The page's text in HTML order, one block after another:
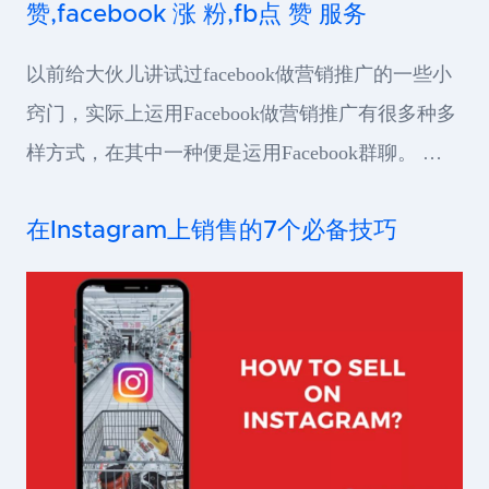
赞,facebook 涨 粉,fb点 赞 服务
以前给大伙儿讲试过facebook做营销推广的一些小
窍门，实际上运用Facebook做营销推广有很多种多
样方式，在其中一种便是运用Facebook群聊。 …
在Instagram上销售的7个必备技巧